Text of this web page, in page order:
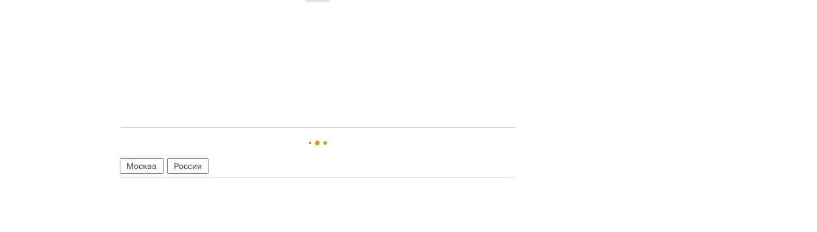
Москва Россия